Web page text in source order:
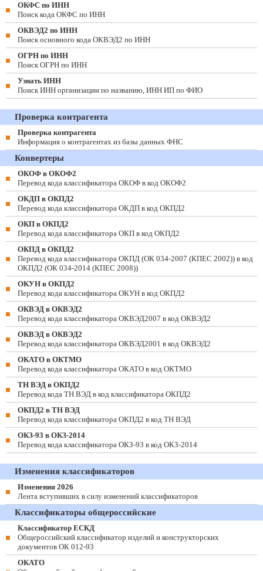
ОКФС по ИНН
Поиск кода ОКФС по ИНН
ОКВЭД2 по ИНН
Поиск основного кода ОКВЭД2 по ИНН
ОГРН по ИНН
Поиск ОГРН по ИНН
Узнать ИНН
Поиск ИНН организации по названию, ИНН ИП по ФИО
Проверка контрагента
Проверка контрагента
Информация о контрагентах из базы данных ФНС
Конвертеры
ОКОФ в ОКОФ2
Перевод кода классификатора ОКОФ в код ОКОФ2
ОКДП в ОКПД2
Перевод кода классификатора ОКДП в код ОКПД2
ОКП в ОКПД2
Перевод кода классификатора ОКП в код ОКПД2
ОКПД в ОКПД2
Перевод кода классификатора ОКПД (ОК 034-2007 (КПЕС 2002)) в код
ОКПД2 (ОК 034-2014 (КПЕС 2008))
ОКУН в ОКПД2
Перевод кода классификатора ОКУН в код ОКПД2
ОКВЭД в ОКВЭД2
Перевод кода классификатора ОКВЭД2007 в код ОКВЭД2
ОКВЭД в ОКВЭД2
Перевод кода классификатора ОКВЭД2001 в код ОКВЭД2
ОКАТО в ОКТМО
Перевод кода классификатора ОКАТО в код ОКТМО
ТН ВЭД в ОКПД2
Перевод кода ТН ВЭД в код классификатора ОКПД2
ОКПД2 в ТН ВЭД
Перевод кода классификатора ОКПД2 в код ТН ВЭД
ОКЗ-93 в ОКЗ-2014
Перевод кода классификатора ОКЗ-93 в код ОКЗ-2014
Изменения классификаторов
Изменения 2026
Лента вступивших в силу изменений классификаторов
Классификаторы общероссийские
Классификатор ЕСКД
Общероссийский классификатор изделий и конструкторских
документов ОК 012-93
ОКАТО